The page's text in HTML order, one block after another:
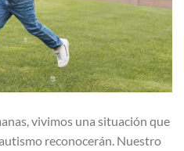
vivimos una situación que
reconocerán. Nuestro